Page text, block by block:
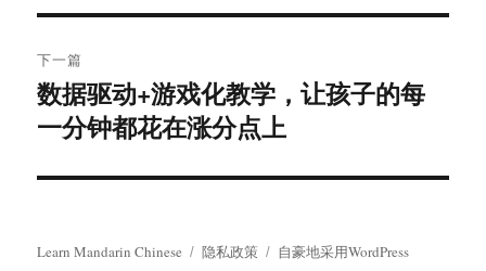
下一篇
下
篇
章：
数据驱动+游戏化教学，让孩子的每
一分钟都花在涨分点上
Learn Mandarin Chinese 隐私政策 自豪地采用WordPress